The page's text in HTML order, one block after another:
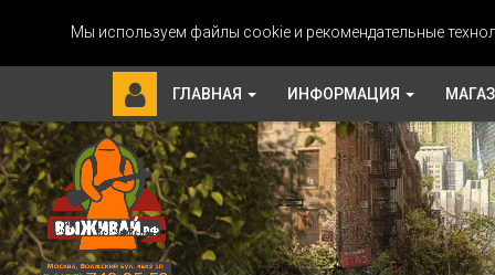
Мы используем файлы cookie и рекомендательные
ГЛАВНАЯ ИНФОРМАЦИЯ